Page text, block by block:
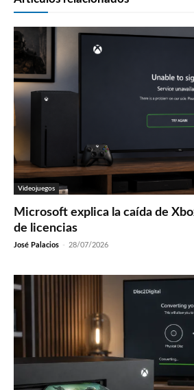
Videojuegos
Microsoft explica la caída de
de licencias
José Palacios - 28/07/2026